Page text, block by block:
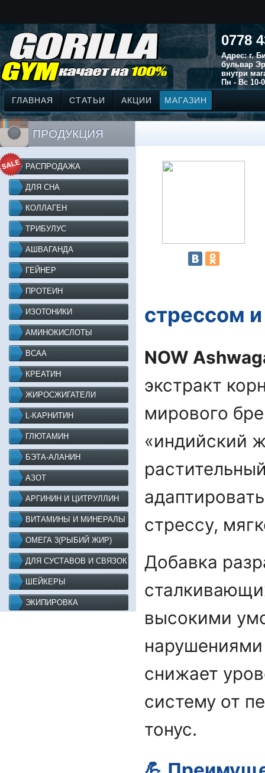
0778
Адрес: г.
бульвар
внутри
Пн - Вс 10-
ГЛАВНАЯ СТАТЬИ АКЦИИ МАГАЗИН
ПРОДУКЦИЯ
РАСПРОДАЖА
ДЛЯ СНА
КОЛЛАГЕН
ТРИБУЛУС
АШВАГАНДА
ГЕЙНЕР
ПРОТЕИН
ИЗОТОНИКИ
АМИНОКИСЛОТЫ
BCAA
КРЕАТИН
ЖИРОСЖИГАТЕЛИ
L-КАРНИТИН
ГЛЮТАМИН
БЭТА-АЛАНИН
АЗОТ
АРГИНИН И ЦИТРУЛЛИН
ВИТАМИНЫ И МИНЕРАЛЫ
ОМЕГА 3(РЫБИЙ ЖИР)
ДЛЯ СУСТАВОВ И СВЯЗОК
ШЕЙКЕРЫ
ЭКИПИРОВКА
стрессом
NOW
экстракт
мирового
«индийский
стрессу,
Добавка
высокими
снижает
систему от
тонус.